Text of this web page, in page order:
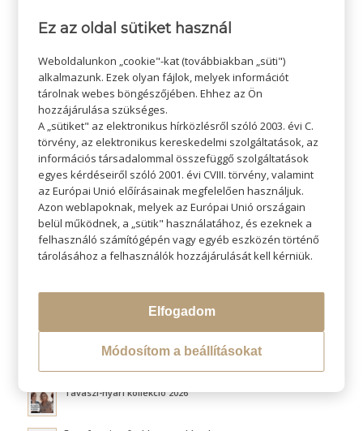
KERESÉS
LEGÚJABB BLOGOK
Hővédelem hajformázás közben
Fluffy hair és a légies volumen titka
Tavaszi-nyári kollekció 2026
Ez az oldal sütiket használ
Weboldalunkon „cookie"-kat (továbbiakban „süti")
alkalmazunk. Ezek olyan fájlok, melyek információt
tárolnak webes böngészőjében. Ehhez az Ön
hozzájárulása szükséges.
A „sütiket" az elektronikus hírközlésről szóló 2003. évi C.
törvény, az elektronikus kereskedelmi szolgáltatások, az
információs társadalommal összefüggő szolgáltatások
egyes kérdéseiről szóló 2001. évi CVIII. törvény, valamint
az Európai Unió előírásainak megfelelően használjuk.
Azon weblapoknak, melyek az Európai Unió országain
belül működnek, a „sütik" használatához, és ezeknek a
felhasználó számítógépén vagy egyéb eszközén történő
tárolásához a felhasználók hozzájárulását kell kérniük.
Elfogadom
Módosítom a beállításokat